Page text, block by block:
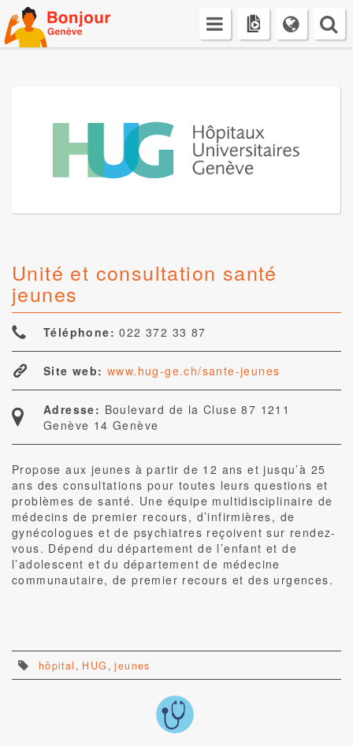
Skip
to
content
Unité et consultation santé
jeunes
Téléphone: 022 372 33 87
Site web: www.hug-ge.ch/sante-jeunes
Adresse: Boulevard de la Cluse 87 1211
Genève 14 Genève
Propose aux jeunes à partir de 12 ans et jusqu’à 25
ans des consultations pour toutes leurs questions et
problèmes de santé. Une équipe multidisciplinaire de
médecins de premier recours, d’infirmières, de
gynécologues et de psychiatres reçoivent sur rendez-
vous. Dépend du département de l’enfant et de
l’adolescent et du département de médecine
communautaire, de premier recours et des urgences.
hôpital , HUG ,jeunes